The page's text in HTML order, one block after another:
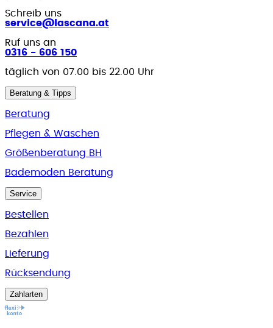
Schreib uns
service@lascana.at
Ruf uns an
0316 - 606 150
täglich von 07.00 bis 22.00 Uhr
Beratung & Tipps
Beratung
Pflegen & Waschen
Größenberatung BH
Bademoden Beratung
Service
Bestellen
Bezahlen
Lieferung
Rücksendung
Zahlarten